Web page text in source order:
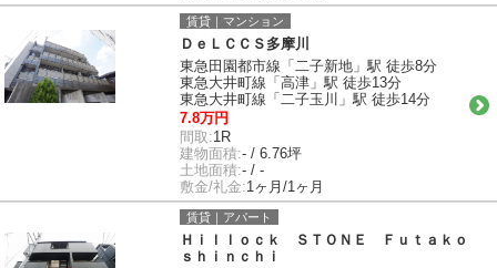
賃貸｜マンション
ＤｅＬＣＣＳ多摩川
東急田園都市線「二子新地」駅 徒歩8分
東急大井町線「高津」駅 徒歩13分
東急大井町線「二子玉川」駅 徒歩14分
7.8万円
間取:1R
建物面積:- / 6.76坪
土地面積:- / -
敷金/礼金:1ヶ月/1ヶ月
賃貸｜アパート
Ｈｉｌｌｏｃｋ ＳＴＯＮＥ Ｆｕｔａｋｏ
ｓｈｉｎｃｈｉ